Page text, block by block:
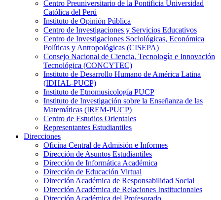
Centro Preuniversitario de la Pontificia Universidad
Católica del Perú
Instituto de Opinión Pública
Centro de Investigaciones y Servicios Educativos
Centro de Investigaciones Sociológicas, Económica
Políticas y Antropológicas (CISEPA)
Consejo Nacional de Ciencia, Tecnología e Innovación
Tecnológica (CONCYTEC)
Instituto de Desarrollo Humano de América Latina
(IDHAL-PUCP)
Instituto de Etnomusicología PUCP
Instituto de Investigación sobre la Enseñanza de las
Matemáticas (IREM-PUCP)
Centro de Estudios Orientales
Representantes Estudiantiles
Direcciones
Oficina Central de Admisión e Informes
Dirección de Asuntos Estudiantiles
Dirección de Informática Académica
Dirección de Educación Virtual
Dirección Académica de Responsabilidad Social
Dirección Académica de Relaciones Institucionales
Dirección Académica del Profesorado